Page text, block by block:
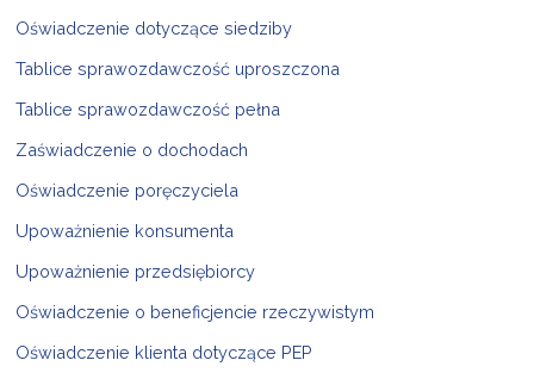
Oświadczenie dotyczące siedziby
Tablice sprawozdawczość uproszczona
Tablice sprawozdawczość pełna
Zaświadczenie o dochodach
Oświadczenie poręczyciela
Upoważnienie konsumenta
Upoważnienie przedsiębiorcy
Oświadczenie o beneficjencie rzeczywistym
Oświadczenie klienta dotyczące PEP